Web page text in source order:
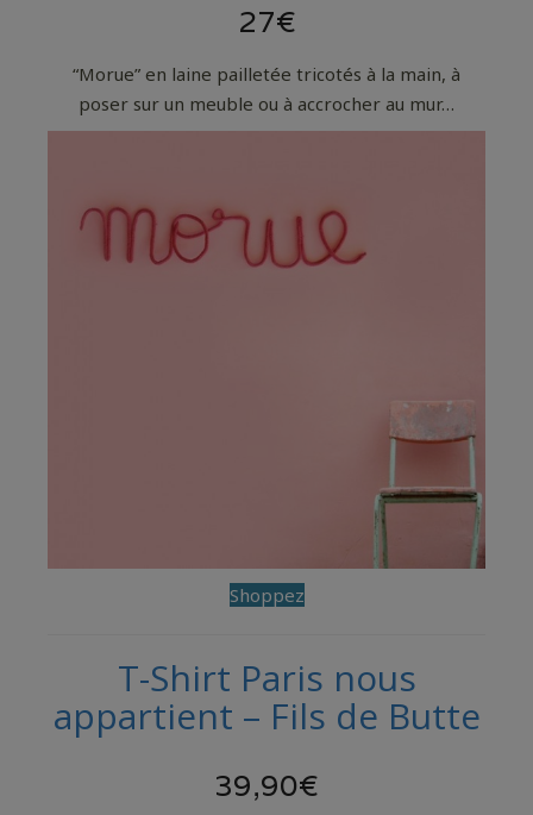
27€
“Morue” en laine pailletée tricotés à la main, à
poser sur un meuble ou à accrocher au mur…
Shoppez
T-Shirt Paris nous
appartient – Fils de Butte
39,90€